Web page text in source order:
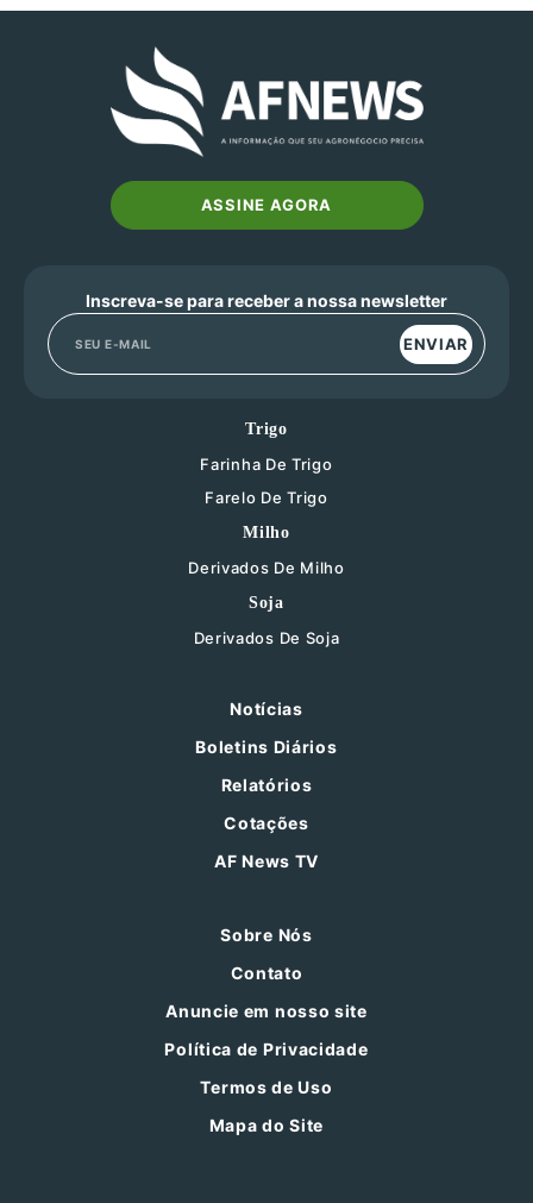
ASSINE AGORA
Inscreva-se para receber a nossa newsletter
ENVIAR
Trigo
Farinha De Trigo
Farelo De Trigo
Milho
Derivados De Milho
Soja
Derivados De Soja
Notícias
Boletins Diários
Relatórios
Cotações
AF News TV
Sobre Nós
Contato
Anuncie em nosso site
Política de Privacidade
Termos de Uso
Mapa do Site